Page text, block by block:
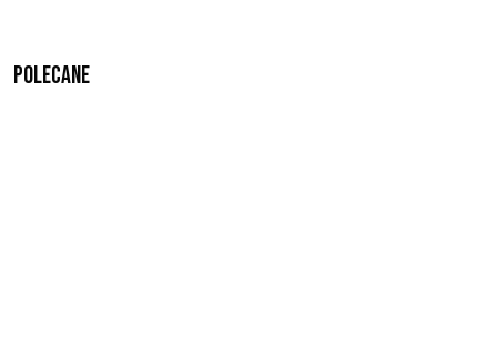
Polecane